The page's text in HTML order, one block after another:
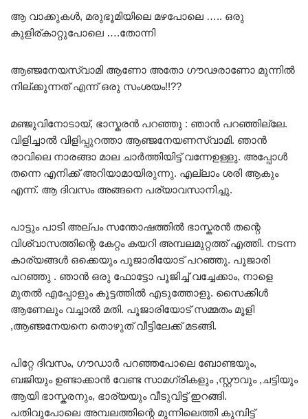
ആ വാക്കുകൾ, മരുഭൂമിയിലെ മഴപോലെ ….. ഒരു
കുളിര്കാറ്റുപോലെ ….തോന്നി
ആഞ്ജനേയസ്വാമി ആണോ അതോ ഗൗഢരാണോ മുന്നിൽ
നില്ക്കുന്നത് എന്ന് ഒരു സംശയം!!??
മഞ്ജുവിനോടായ്, ഭാസ്കരൻ പറഞ്ഞു : ഞാൻ പറഞ്ഞില്ലേ.
വിളിച്ചാൽ വിളിപ്പുറത്താ ആഞ്ജനേയണസ്വാമി. ഞാൻ
രാവിലെ നാരങ്ങാ മാല ചാർത്തിയിട്ട് വന്നേഉള്ളു. അപ്പോൾ
തന്നെ എനിക്ക് അറിയാമായിരുന്നു. എല്ലാം ശരി ആകും
എന്ന്. ആ ദിവസം അങ്ങനെ പര്യാവസാനിച്ചു.
പാട്ടും പാടി അല്പം സന്തോഷത്തിൽ ഭാസ്കരൻ തന്റെ
വിശ്വാസത്തിന്റെ കേറ്റം കയറി അമ്പലമുറ്റത്ത് എത്തി. നടന്ന
കാര്യങ്ങൾ ഒക്കെയും പൂജാരിയോട് പറഞ്ഞു. പൂജാരി
പറഞ്ഞു . ഞാൻ ഒരു ഫോട്ടോ പൂജിച്ച് വച്ചേക്കാം, നാളെ
മുതൽ എപ്പോളും കൂട്ടത്തിൽ എടുത്തോളൂ. സൈക്കിൾ
ആണേലും വച്ചാൽ മതി. പൂജാരിയോട് സമ്മതം മൂളി
,ആഞ്ജനേയനെ തൊഴുത് വീട്ടിലേക്ക് മടങ്ങി.
പിറ്റേ ദിവസം, ഗൗഡാർ പറഞ്ഞപോലെ ബോണ്ടയും,
ബജിയും ഉണ്ടാക്കാൻ വേണ്ട സാമഗ്രികളും ,സ്റ്റൗവും ,ചട്ടിയും
ആയി ഭാസ്കരനും, ഭാര്യയും വീടുവിട്ട് ഇറങ്ങി.
പതിവുപോലെ അമ്പലത്തിന്റെ മുന്നിലെത്തി കുമ്പിട്ട്